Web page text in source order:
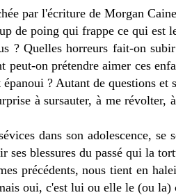
par l'écriture de Morgan
de poing qui frappe ce qui est
? Quelles horreurs fait-on
peut-on prétendre aimer ces
? Autant de questions et
à sursauter, à me
dans son adolescence,
ses blessures du passé qui la
précédents, nous tient en
oui, c'est lui ou elle le (ou la)